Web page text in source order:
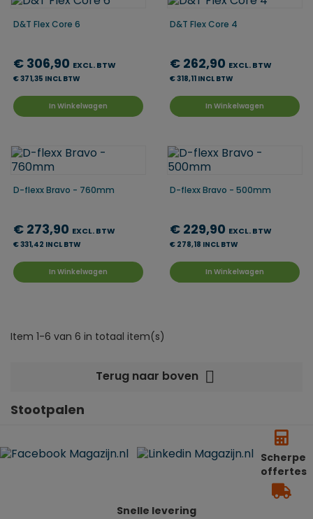
D&T Flex Core 6
€ 306,90 EXCL. BTW
€ 371,35 INCL BTW
In Winkelwagen
D&T Flex Core 4
€ 262,90 EXCL. BTW
€ 318,11 INCL BTW
In Winkelwagen
D-flexx Bravo - 760mm
€ 273,90 EXCL. BTW
€ 331,42 INCL BTW
In Winkelwagen
D-flexx Bravo - 500mm
€ 229,90 EXCL. BTW
€ 278,18 INCL BTW
In Winkelwagen
Item 1-6 van 6 in totaal item(s)
Terug naar boven 
Stootpalen
Scherpe
offertes
Snelle levering